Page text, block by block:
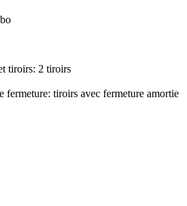
tiroirs: 2 tiroirs
fermeture: tiroirs avec fermeture amortie